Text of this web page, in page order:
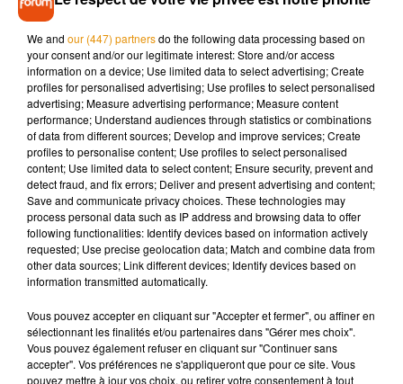
soutenu les grévistes, s’est engagée à augmenter la
présence de police municipale de nationale dans certains
quartiers. Un bilan sera réalisé dans un mois pour faire un
état de la situation. En attendant, le trafic est revenu à la
normale ce matin.
Musique
7 août 2026
Madonna sort enfin le remix de « Love
Sensation » avec Kylie Minogue
Angèle et Amélie Lens dévoilent leur
We and our (447) partnersdo the following data processing based on
your consent and/or our legitimate interest: Store and/or access
information on a device; Use limited data to select advertising; Create
profiles for personalised advertising; Use profiles to select personalised
advertising; Measure advertising performance; Measure content
performance; Understand audiences through statistics or combinations
of data from different sources; Develop and improve services; Create
profiles to personalise content; Use profiles to select personalised
content; Use limited data to select content; Ensure security, prevent and
detect fraud, and fix errors; Deliver and present advertising and content;
Save and communicate privacy choices. These technologies may
process personal data such as IP address and browsing data to offer
following functionalities: Identify devices based on information actively
requested; Use precise geolocation data; Match and combine data from
other data sources; Link different devices; Identify devices based on
information transmitted automatically.
Vous pouvez accepter en cliquant sur "Accepter et fermer", ou affiner en
sélectionnant les finalités et/ou partenaires dans "Gérer mes choix".
Vous pouvez également refuser en cliquant sur "Continuer sans
accepter". Vos préférences ne s'appliqueront que pour ce site. Vous
pouvez mettre à jour vos choix, ou retirer votre consentement à tout